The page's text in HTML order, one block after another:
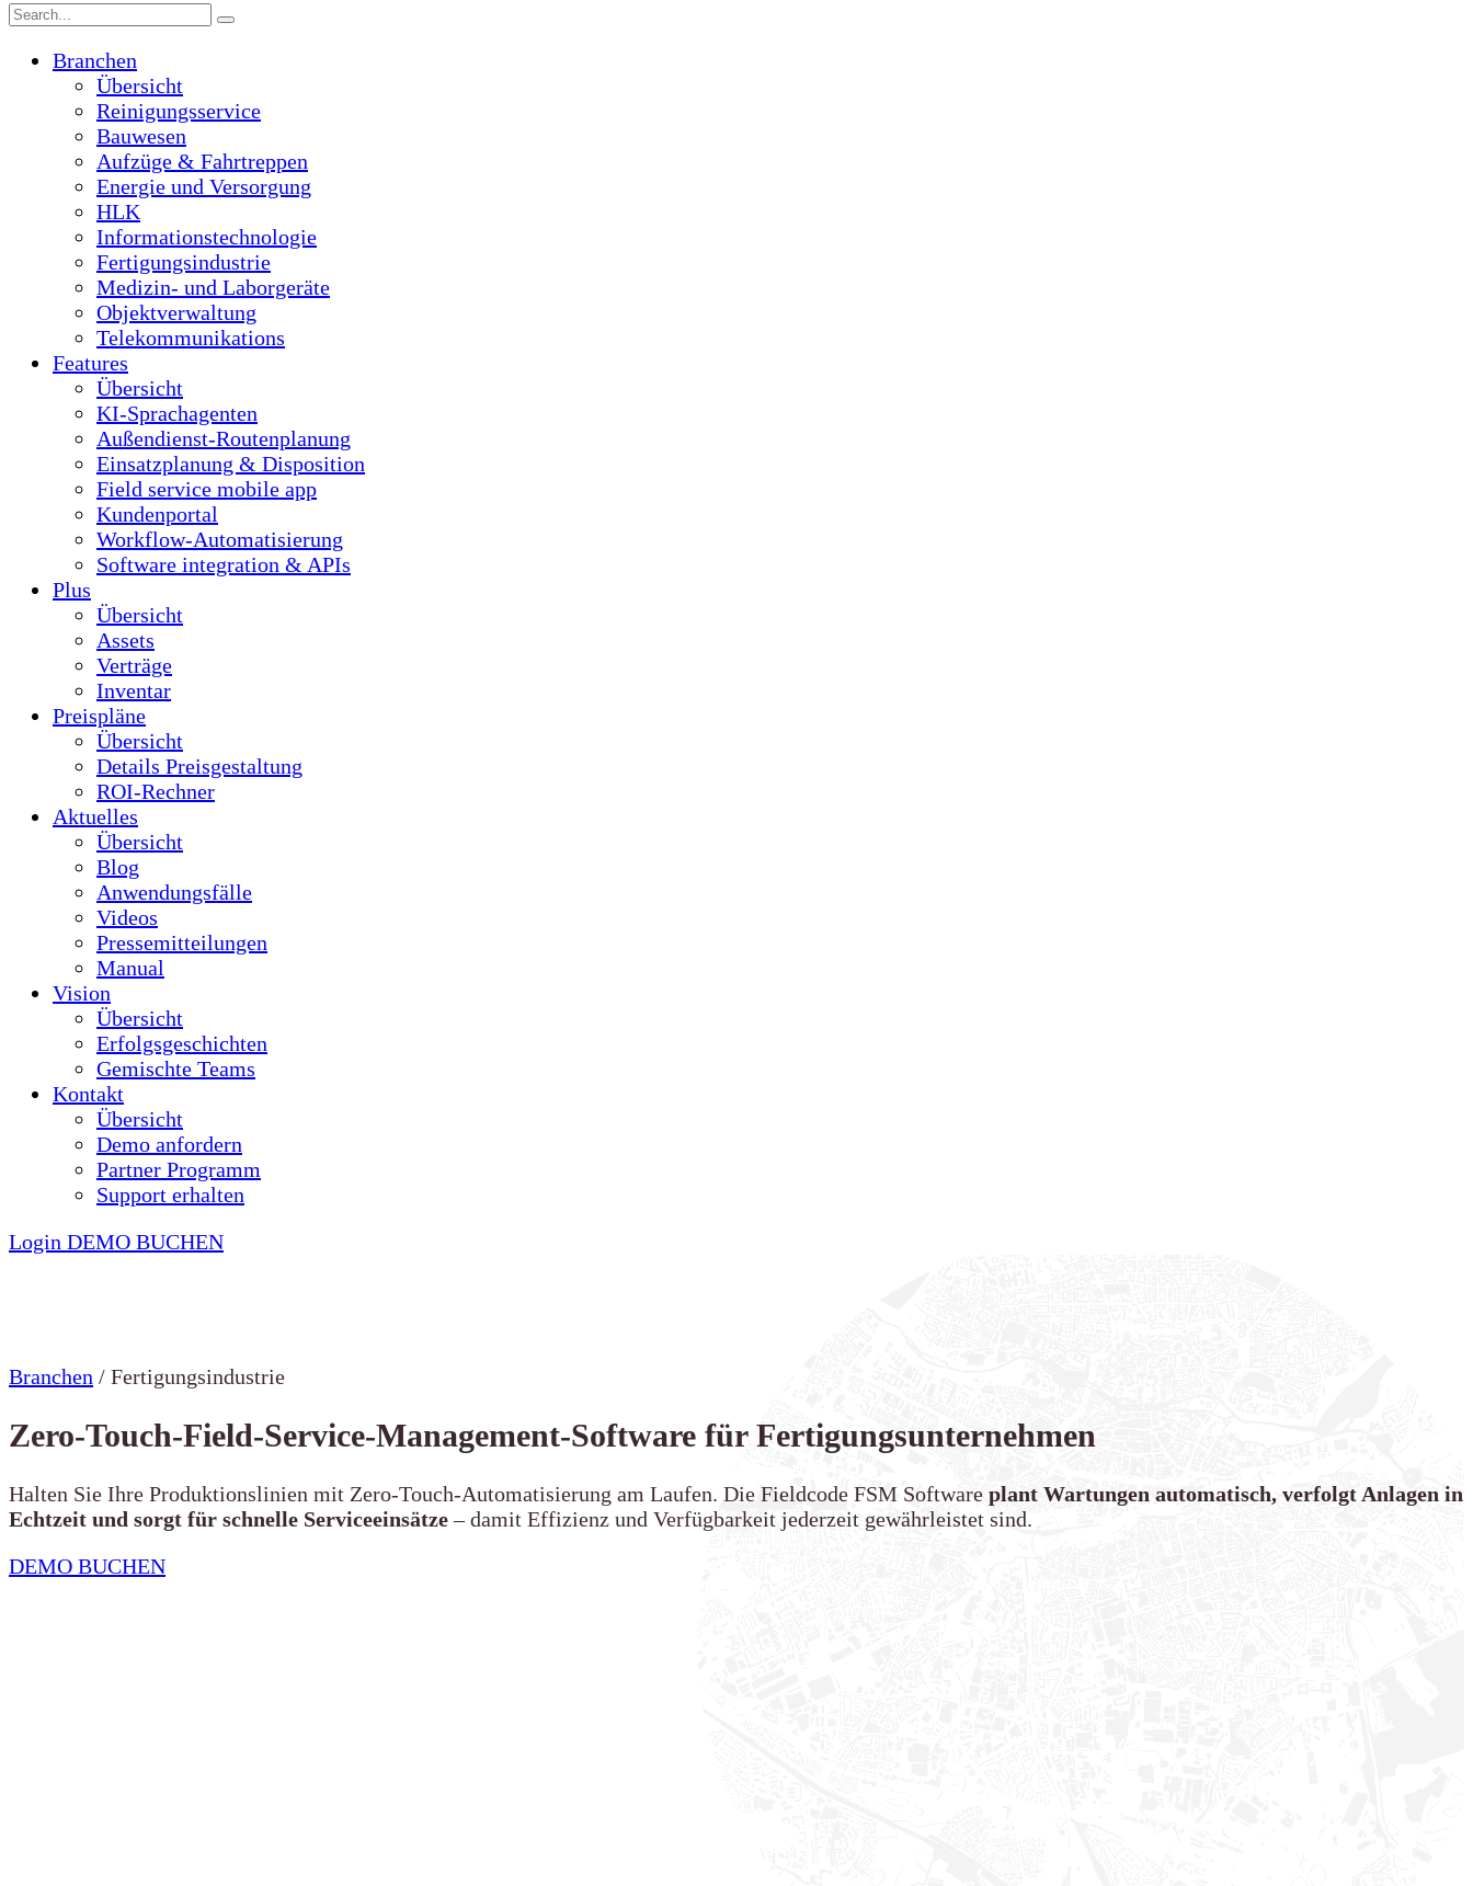
Branchen
Übersicht
Reinigungsservice
Bauwesen
Aufzüge & Fahrtreppen
Energie und Versorgung
HLK
Informationstechnologie
Fertigungsindustrie
Medizin- und Laborgeräte
Objektverwaltung
Telekommunikations
Features
Übersicht
KI-Sprachagenten
Außendienst-Routenplanung
Einsatzplanung & Disposition
Field service mobile app
Kundenportal
Workflow-Automatisierung
Software integration & APIs
Plus
Übersicht
Assets
Verträge
Inventar
Preispläne
Übersicht
Details Preisgestaltung
ROI-Rechner
Aktuelles
Übersicht
Blog
Anwendungsfälle
Videos
Pressemitteilungen
Manual
Vision
Übersicht
Erfolgsgeschichten
Gemischte Teams
Kontakt
Übersicht
Demo anfordern
Partner Programm
Support erhalten
Login DEMO BUCHEN
Branchen / Fertigungsindustrie
Zero-Touch-Field-Service-Management-Software für Fertigungsunternehmen
Halten Sie Ihre Produktionslinien mit Zero-Touch-Automatisierung am Laufen. Die Fieldcode FSM Software plant Wartungen automatisch, verfolgt Anlagen in
Echtzeit und sorgt für schnelle Serviceeinsätze– damit Effizienz und Verfügbarkeit jederzeit gewährleistet sind.
DEMO BUCHEN